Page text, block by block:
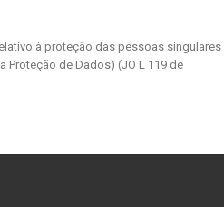
à proteção das pessoas singulares
Proteção de Dados) (JO L 119 de